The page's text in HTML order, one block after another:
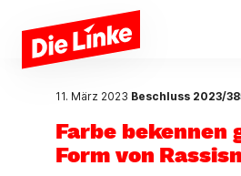
Zum Hauptinhalt springen
11. März 2023 Beschluss 2023/
Farbe bekennen
Form von